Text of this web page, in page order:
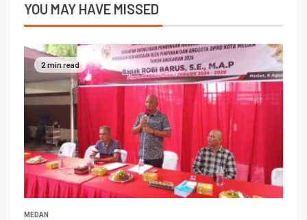
YOU MAY HAVE MISSED
2 min read
MEDAN